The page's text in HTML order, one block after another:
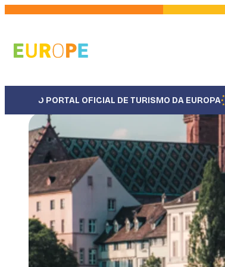
Pular
conteúdo
O PORTAL OFICIAL DE TURISMO DA EUROPA